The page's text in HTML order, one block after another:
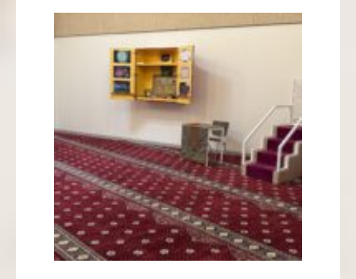
en
creativiteit
in
dagcentrum
Ard
Amal
(portret)